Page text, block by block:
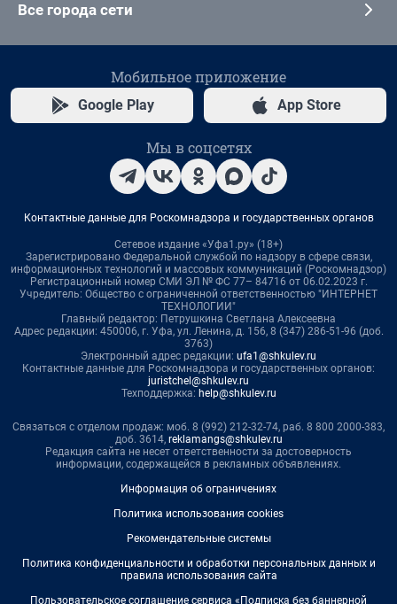
Все города сети
Мобильное приложение
Google Play App Store
Мы в соцсетях
Контактные данные для Роскомнадзора и государственных органов
Сетевое издание «Уфа1.ру» (18+)
Зарегистрировано Федеральной службой по надзору в сфере связи,
информационных технологий и массовых коммуникаций (Роскомнадзор)
Регистрационный номер СМИ ЭЛ № ФС 77– 84716 от 06.02.2023 г.
Учредитель: Общество с ограниченной ответственностью "ИНТЕРНЕТ
ТЕХНОЛОГИИ"
Главный редактор: Петрушкина Светлана Алексеевна
Адрес редакции: 450006, г. Уфа, ул. Ленина, д. 156, 8 (347) 286-51-96 (доб.
3763)
Электронный адрес редакции: ufa1@shkulev.ru
Контактные данные для Роскомнадзора и государственных органов:
juristchel@shkulev.ru
Техподдержка: help@shkulev.ru
Связаться с отделом продаж: моб. 8 (992) 212-32-74, раб. 8 800 2000-383,
доб. 3614, reklamangs@shkulev.ru
Редакция сайта не несет ответственности за достоверность
информации, содержащейся в рекламных объявлениях.
Информация об ограничениях
Политика использования cookies
Рекомендательные системы
Политика конфиденциальности и обработки персональных данных и
правила использования сайта
Пользовательское соглашение сервиса «Подписка без баннерной